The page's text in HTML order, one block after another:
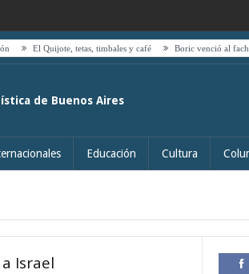
Quijote, tetas, timbales y café Boric venció al facho Kast y
de Buenos Aires
Educación Cultura
Israel